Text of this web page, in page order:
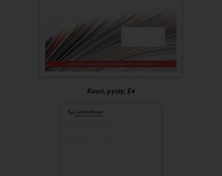
Kuori, pysty, E4